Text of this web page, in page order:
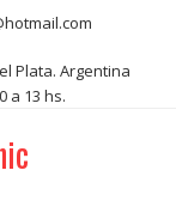
Plata. Argentina
a 13 hs.